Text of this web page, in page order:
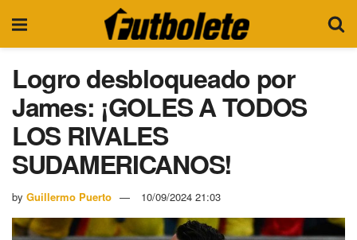
Logro desbloqueado por
James: ¡GOLES A TODOS
LOS RIVALES
SUDAMERICANOS!
by Guillermo Puerto 10/09/2024 21:03